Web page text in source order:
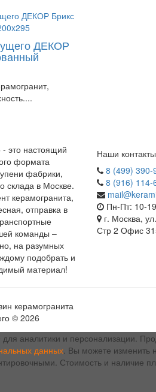
ДЕКОР
это настоящий
формата
фабрики,
склада в Москве.
керамогранита,
отправка в
команды –
на разумных
подобрать и
материал!
Наши контакты
8 (499) 390-
8 (916) 114-
Пн-Пт: 10-
г. Москва,
Стр 2 Офис
керамогранита
© 2026
аналитики и персонализации.
данных. Вы можете изменить
Стоимость и наличие